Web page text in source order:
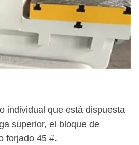
individual que está dispuesta
superior, el bloque de
forjado 45 #.